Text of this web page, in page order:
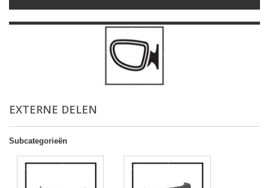
EXTERNE DELEN
Subcategorieën